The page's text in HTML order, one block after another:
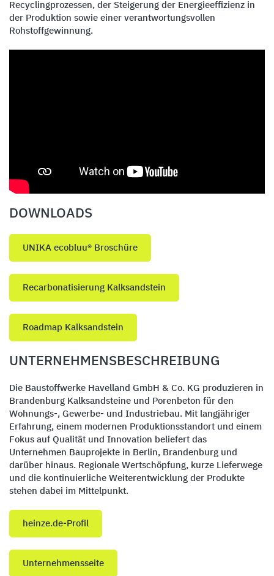
Recyclingprozessen, der Steigerung der Energieeffizienz in
der Produktion sowie einer verantwortungsvollen
Rohstoffgewinnung.
DOWNLOADS
UNIKA ecobluu® Broschüre
Recarbonatisierung Kalksandstein
Roadmap Kalksandstein
UNTERNEHMENSBESCHREIBUNG
Die Baustoffwerke Havelland GmbH & Co. KG produzieren in
Brandenburg Kalksandsteine und Porenbeton für den
Wohnungs-, Gewerbe- und Industriebau. Mit langjähriger
Erfahrung, einem modernen Produktionsstandort und einem
Fokus auf Qualität und Innovation beliefert das
Unternehmen Bauprojekte in Berlin, Brandenburg und
darüber hinaus. Regionale Wertschöpfung, kurze Lieferwege
und die kontinuierliche Weiterentwicklung der Produkte
stehen dabei im Mittelpunkt.
heinze.de-Profil
Unternehmensseite